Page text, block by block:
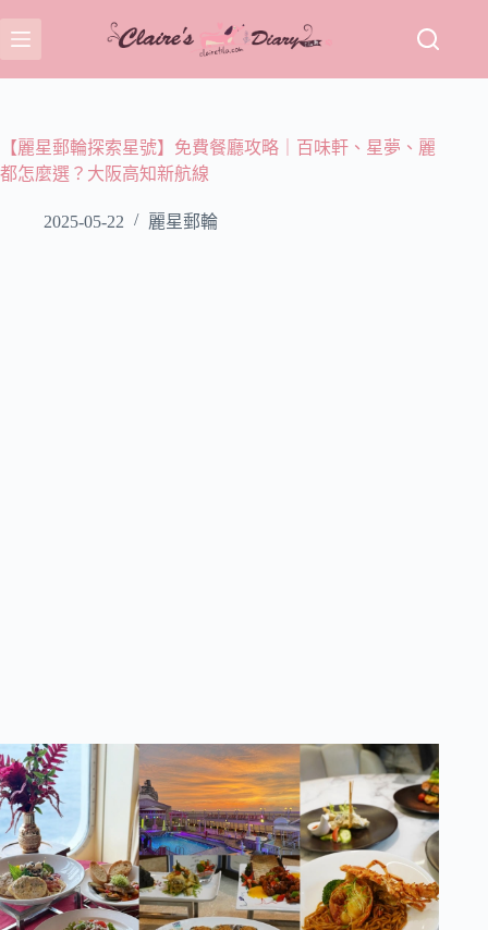
至
主
容【麗星郵輪探索星號】免費餐廳攻略｜百味軒、星夢、麗
都怎麼選？大阪高知新航線
2025-05-22 麗星郵輪